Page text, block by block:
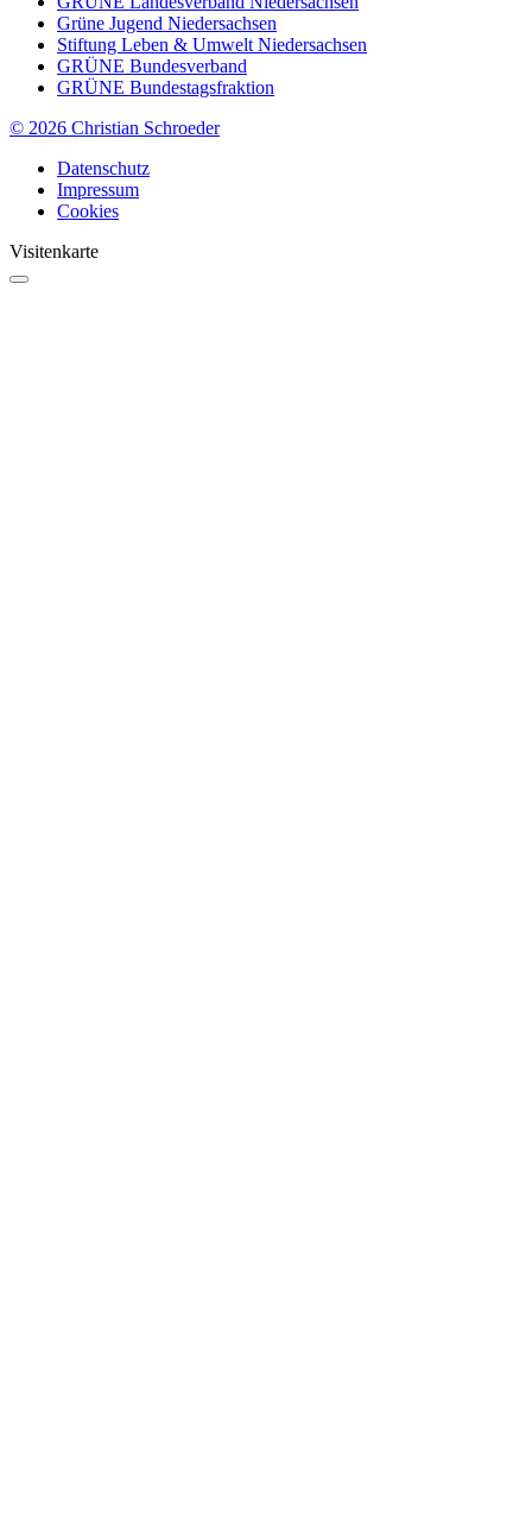
Grüne Jugend Niedersachsen
Stiftung Leben & Umwelt Niedersachsen
GRÜNE Bundesverband
GRÜNE Bundestagsfraktion
© 2026 Christian Schroeder
Datenschutz
Impressum
Cookies
Visitenkarte